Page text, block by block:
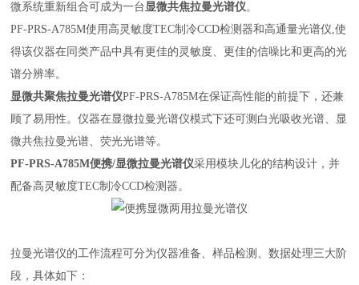
微系统重新组合可成为一台显微共焦拉曼光谱仪。
PF-PRS-A785M使用高灵敏度TEC制冷CCD检测器和高通量光谱仪,使
得该仪器在同类产品中具有更佳的灵敏度、更佳的信噪比和更高的光
谱分辨率。
显微共聚焦拉曼光谱仪PF-PRS-A785M在保证高性能的前提下，还兼
顾了易用性。仪器在显微拉曼光谱仪模式下还可测白光吸收光谱、显
微共焦拉曼光谱、荧光光谱等。
PF-PRS-A785M便携/显微拉曼光谱仪采用模块儿化的结构设计，并
配备高灵敏度TEC制冷CCD检测器。
拉曼光谱仪的工作流程可分为仪器准备、样品检测、数据处理三大阶
段，具体如下：